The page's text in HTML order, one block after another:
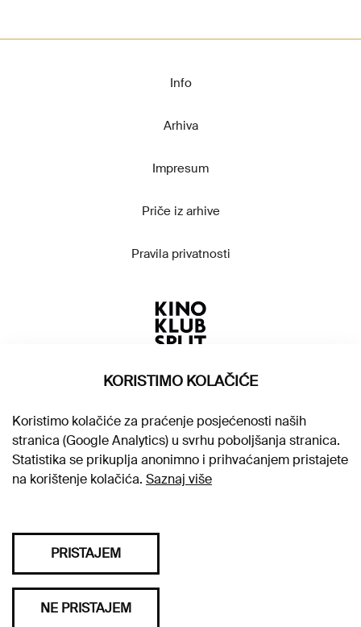
Info
Arhiva
Impresum
Priče iz arhive
Pravila privatnosti
KORISTIMO KOLAČIĆE
Koristimo kolačiće za praćenje posjećenosti naših
stranica (Google Analytics) u svrhu poboljšanja stranica.
Statistika se prikuplja anonimno i prihvaćanjem pristajete
na korištenje kolačića. Saznaj više
PRISTAJEM
NE PRISTAJEM